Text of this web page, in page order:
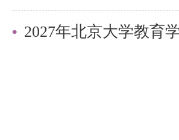
2027年北京大学教育